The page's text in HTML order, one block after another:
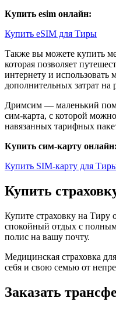
Купить esim онлайн:
Купить eSIM для Тиры
Также вы можете купить
которая позволяет
интернету и использовать
дополнительных затрат на
Дримсим — маленький
сим-карта, с которой
навязанных тарифных
Купить сим-карту онлайн:
Купить SIM-карту для
Купить
Купите страховку на Тиру
спокойный отдых с
полис на вашу почту.
Медицинская страховка
себя и свою семью от
Заказать